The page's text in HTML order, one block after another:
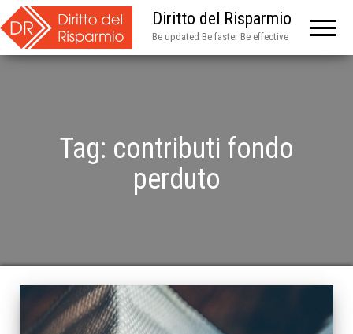
Diritto del Risparmio
Be updated Be faster Be effective
Tag: contributi fondo
perduto